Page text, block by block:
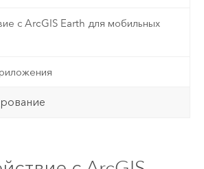
с ArcGIS Earth для мобильных